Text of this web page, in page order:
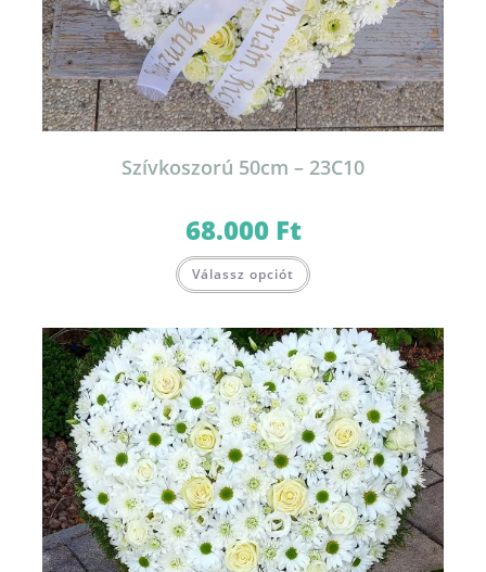
Szívkoszorú 50cm – 23C10
68.000 Ft
Válassz opciót